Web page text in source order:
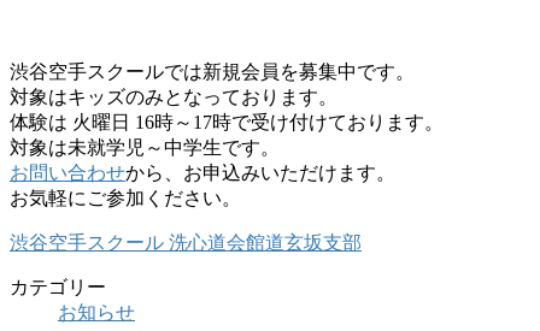
渋谷空手スクールでは新規会員を募集中です。
対象はキッズのみとなっております。
体験は 火曜日 16時～17時で受け付けております。
対象は未就学児～中学生です。
お問い合わせから、お申込みいただけます。
お気軽にご参加ください。
渋谷空手スクール 洗心道会館道玄坂支部
カテゴリー
お知らせ